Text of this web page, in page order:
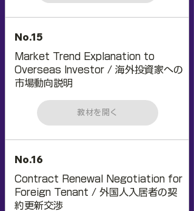
No.15
Market Trend Explanation to
Overseas Investor / 海外投資家への
市場動向説明
教材を開く
No.16
Contract Renewal Negotiation for
Foreign Tenant / 外国人入居者の契
約更新交渉